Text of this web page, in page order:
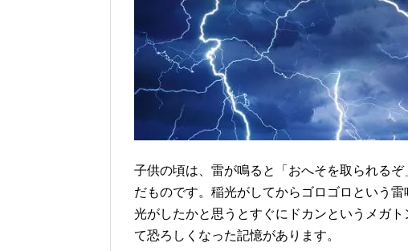
子供の頃は、雷が鳴ると「おへそを取られるぞ
だものです。稲光がしてからゴロゴロという
光がしたかと思うとすぐにドカンというメガ
て恐ろしくなった記憶があります。